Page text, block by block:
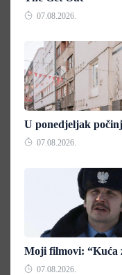
07.08.2026.
U ponedjeljak
07.08.2026.
Moji filmovi: “Kuća
07.08.2026.